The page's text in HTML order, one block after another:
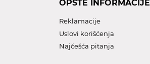
OPŠTE INFORMACIJE
Reklamacije
Uslovi korišćenja
Najčešća pitanja